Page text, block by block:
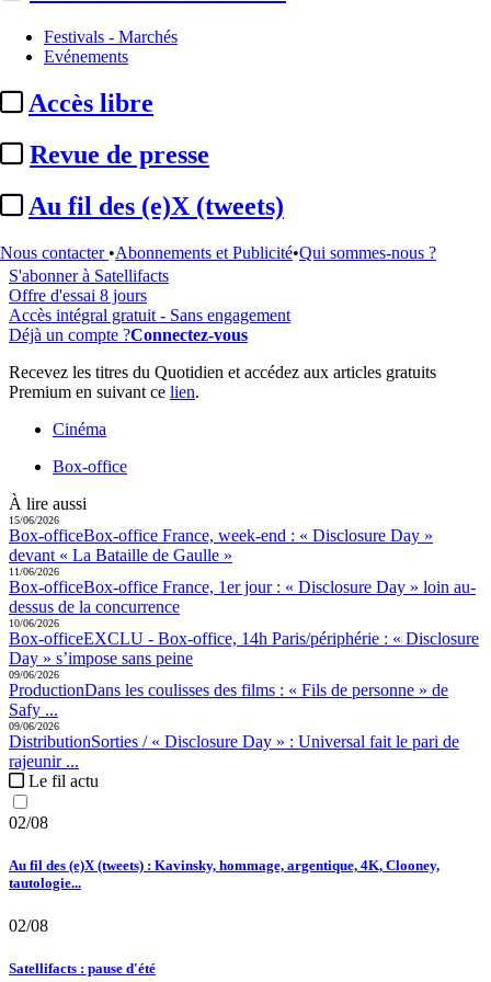
Festivals - Marchés
Evénements
Accès libre
Revue de presse
Au fil des (e)X (tweets)
Nous contacter •Abonnements et Publicité•Qui sommes-nous ?
...
Cet article est réservé à nos abonnés
Pour accéder à cet article, à l'ensemble du site, découvrez nos
S'abonner à Satellifacts
Offre d'essai 8 jours
Accès intégral gratuit - Sans engagement
Déjà un compte ?Connectez-vous
Recevez les titres du Quotidien et accédez aux articles gratuits
Premium en suivant ce lien.
Cinéma
Box-office
À lire aussi
15/06/2026
Box-officeBox-office France, week-end : « Disclosure Day »
devant « La Bataille de Gaulle »
11/06/2026
Box-officeBox-office France, 1er jour : « Disclosure Day » loin au-
dessus de la concurrence
10/06/2026
Box-officeEXCLU - Box-office, 14h Paris/périphérie : « Disclosure
Day » s’impose sans peine
09/06/2026
ProductionDans les coulisses des films : « Fils de personne » de
Safy ...
09/06/2026
DistributionSorties / « Disclosure Day » : Universal fait le pari de
rajeunir ...
Le fil actu
02/08
Au fil des (e)X (tweets) : Kavinsky, hommage, argentique, 4K, Clooney,
tautologie...
02/08
Satellifacts : pause d'été